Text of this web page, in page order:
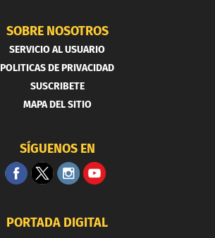
SOBRE NOSOTROS
SERVICIO AL USUARIO
POLITICAS DE PRIVACIDAD
SUSCRIBETE
MAPA DEL SITIO
SÍGUENOS EN
PORTADA DIGITAL